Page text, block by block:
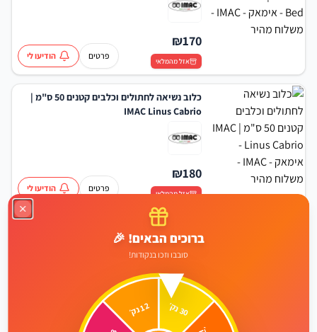
₪170
אזל מהמלאי
פרטים הודיעו לי
כלוב נשיאה לחתולים וכלבים קטנים 50 ס"מ |
IMAC Linus Cabrio
₪180
אזל מהמלאי
פרטים הודיעו לי
CAT
₪158
אזל מהמלאי
פרטים
ברוכים הבאים! 🎉
סובבו וזכו בנקודות!
3
0
נק׳ 1
2נק׳